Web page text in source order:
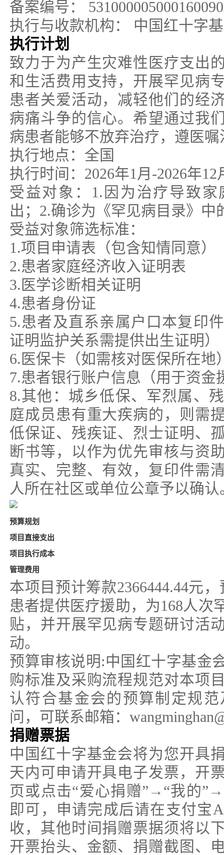
备案编号：
执行与收款机构：
中国红十字
执行计划
致力于为产生灾难性医疗支出
和生活费用支持，开展罕见病
患者关爱活动，减轻他们的经
病痛斗争的信心。希望通过我
病患者能够不放弃治疗，遵医
执行地点：全国
执行时间：2026年1月-2026年12
受益对象：1.因为治疗导致
出；2.确诊为《罕见病目录》中
受益对象筛选标准：
1.项目申请表（包含知情同意）
2.患者家庭经济收入证明表
3.医学诊断相关证明
4.患者身份证
5.患者及直系亲属户口本复印
证明监护关系需提供出生证明）
6.医保卡（如需核对医保所在地
7.患者银行账户信息（用于资金
8.其他：城乡低保、军烈属、
庭成员患有重大疾病的，则需
低保证、残疾证、烈士证明、
断书等，以作为优先审核与资
真实、完整、有效，复印件需
人所在社区或单位公章予以确认
预算规划
项目直接支出
项目执行成本
管理费用
本项目预计筹款2366444.44元
患者提供医疗援助，为168人次
贴，并开展罕见病专题研讨活
动。
预算审核说明:中国红十字基金
购标准及采购流程规范对本项
认符合基金会的预算制定规
问，可联系邮箱：
捐赠票据
中国红十字基金会将为您开具
天内可申请开具电子发票，开
页或点击“爱心捐赠”→“我的
即可，申请完成后请在支付宝
收，其他时间捐赠票据须将以
开票抬头、金额、捐赠截图、